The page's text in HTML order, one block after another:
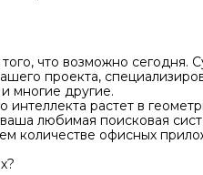
того, что возможно
проекта,
многие другие.
интеллекта растет в
любимая поисковая
количестве офисных